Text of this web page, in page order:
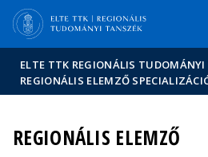
ELTE a
ELTE TTK REGIONÁLIS
REGIONÁLIS ELEMZŐ
REGIONÁLIS ELEMZŐ